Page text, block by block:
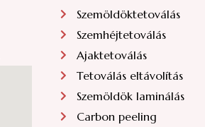
Szemöldöktetoválás
Szemhéjtetoválás
Ajaktetoválás
Tetoválás eltávolítás
Szemöldök laminálás
Carbon peeling